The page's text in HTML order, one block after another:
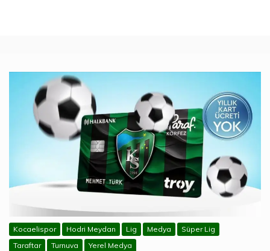
Kocaelispor Hodri Meydan Lig Medya
Süper Lig
Taraftar
Turnuva Yerel Medya